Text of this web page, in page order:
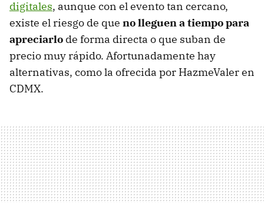
digitales, aunque con el evento tan cercano,
existe el riesgo de que no lleguen a tiempo para
apreciarlo de forma directa o que suban de
precio muy rápido. Afortunadamente hay
alternativas, como la ofrecida por HazmeValer en
CDMX.